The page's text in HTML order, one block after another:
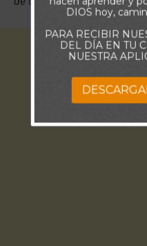
DIOS hoy,
PARA RECIBIR
DEL DÍA EN TU
NUESTRA